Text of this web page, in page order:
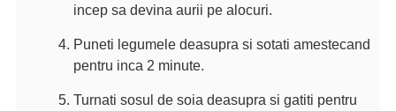
incep sa devina aurii pe alocuri.
Puneti legumele deasupra si sotati amestecand
pentru inca 2 minute.
Turnati sosul de soia deasupra si gatiti pentru